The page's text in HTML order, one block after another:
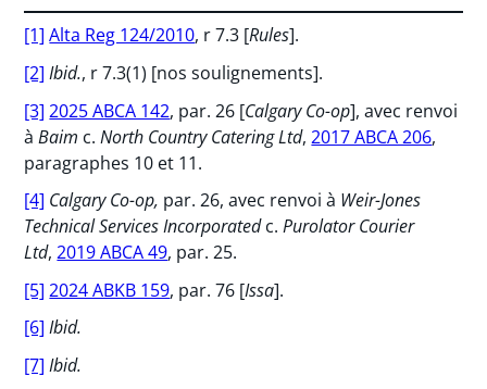
[1] Alta Reg 124/2010, r 7.3 [Rules].
[2] Ibid., r 7.3(1) [nos soulignements].
[3] 2025 ABCA 142, par. 26 [Calgary Co-op], avec renvoi
àBaim c. North Country Catering Ltd,2017 ABCA 206,
paragraphes 10 et 11.
[4] Calgary Co-op, par. 26, avec renvoi à Weir-Jones
Technical Services Incorporatedc. Purolator Courier
Ltd,2019 ABCA 49, par. 25.
[5] 2024 ABKB 159, par. 76 [Issa].
[6] Ibid.
[7] Ibid.